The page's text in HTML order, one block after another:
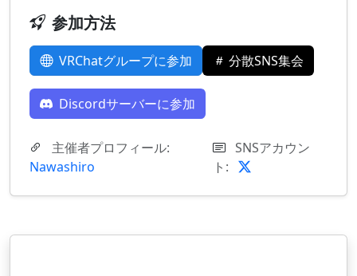
参加方法
VRChatグループに参加 分散SNS集会
Discordサーバーに参加
主催者プロフィール:
Nawashiro
SNSアカウン
ト: